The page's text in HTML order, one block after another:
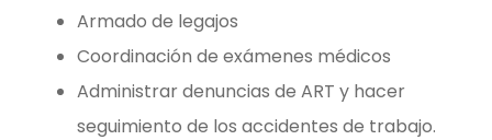
Armado de legajos
Coordinación de exámenes médicos
Administrar denuncias de ART y hacer
seguimiento de los accidentes de trabajo.